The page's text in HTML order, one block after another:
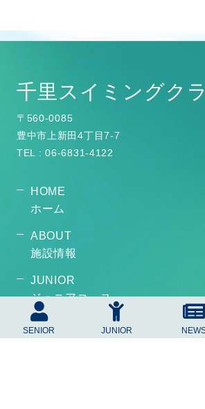
千里スイミングク
〒560-0085
豊中市上新田4丁目7-7
TEL : 06-6831-4122
HOME
ホーム
ABOUT
施設情報
JUNIOR
ジュニアコース
SENIOR
シニアコース
SENIOR JUNIOR